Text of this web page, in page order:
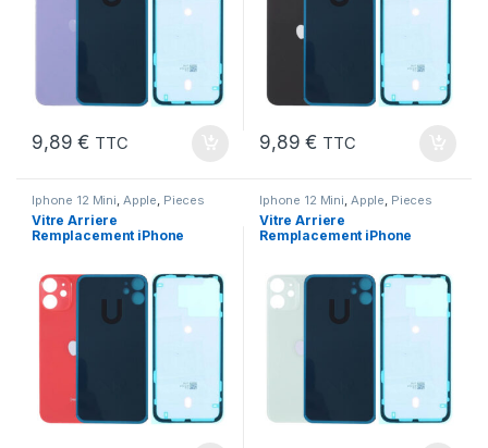
9,89€ TTC 9,89€ TTC
Iphone 12 Mini, Apple, Pieces
Portable
Vitre Arriere
Remplacement iPhone
Iphone 12 Mini, Apple, Pieces
Portable
Vitre Arriere
Remplacement iPhone